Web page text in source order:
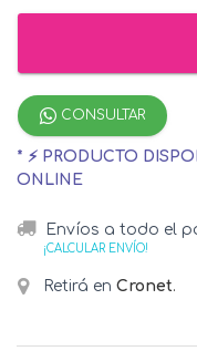
CONSULTAR
* ⚡ PRODUCTO
ONLINE
Envíos a todo el
¡CALCULAR ENVÍO!
Retirá en Cronet.